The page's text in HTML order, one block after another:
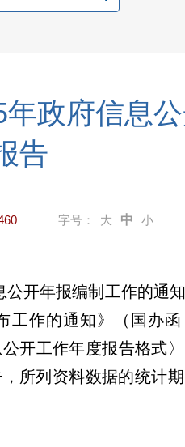
政府信息
告
字号： 大 中 小
公开年报编制工作的通
工作的通知》（国办函
开工作年度报告格式
所列资料数据的统计